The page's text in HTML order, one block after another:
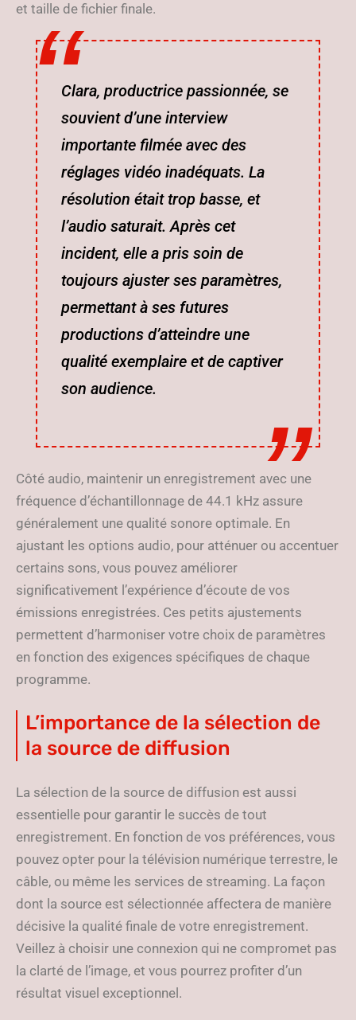
et taille de fichier finale.
Clara, productrice passionnée, se
souvient d’une interview
importante filmée avec des
réglages vidéo inadéquats. La
résolution était trop basse, et
l’audio saturait. Après cet
incident, elle a pris soin de
toujours ajuster ses paramètres,
permettant à ses futures
productions d’atteindre une
qualité exemplaire et de captiver
son audience.
Côté audio, maintenir un enregistrement avec une
fréquence d’échantillonnage de 44.1 kHz assure
généralement une qualité sonore optimale. En
ajustant les options audio, pour atténuer ou accentuer
certains sons, vous pouvez améliorer
significativement l’expérience d’écoute de vos
émissions enregistrées. Ces petits ajustements
permettent d’harmoniser votre choix de paramètres
en fonction des exigences spécifiques de chaque
programme.
L’importance de la sélection de
la source de diffusion
La sélection de la source de diffusion est aussi
essentielle pour garantir le succès de tout
enregistrement. En fonction de vos préférences, vous
pouvez opter pour la télévision numérique terrestre, le
câble, ou même les services de streaming. La façon
dont la source est sélectionnée affectera de manière
décisive la qualité finale de votre enregistrement.
Veillez à choisir une connexion qui ne compromet pas
la clarté de l’image, et vous pourrez profiter d’un
résultat visuel exceptionnel.